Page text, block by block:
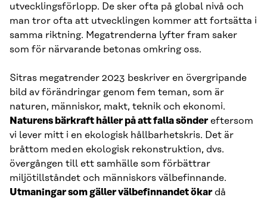
utvecklingsförlopp. De sker ofta på global nivå och
man tror ofta att utvecklingen kommer att fortsätta i
samma riktning. Megatrenderna lyfter fram saker
som för närvarande betonas omkring oss.
Sitras megatrender 2023 beskriver en övergripande
bild av förändringar genom fem teman, som är
naturen, människor, makt, teknik och ekonomi.
Naturens bärkraft håller på att falla sönder eftersom
vi lever mitt i en ekologisk hållbarhetskris. Det är
bråttom med en ekologisk rekonstruktion, dvs.
övergången till ett samhälle som förbättrar
miljötillståndet och människors välbefinnande.
Utmaningar som gäller välbefinnandet ökar då